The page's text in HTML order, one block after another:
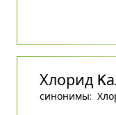
Хлорид
синонимы: